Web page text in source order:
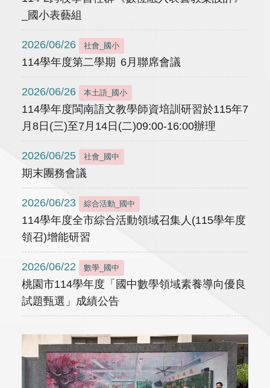
_國小表藝組
2026/06/26 社會_國小
114學年度第二學期 6月聯席會議
2026/06/26 本土語_國小
114學年度閩南語文教學師資培訓研習於115年7
月8日(三)至7月14日(二)09:00-16:00辦理
2026/06/25 社會_國中
期末團務會議
2026/06/23 綜合活動_國中
114學年度全市綜合活動領域召集人(115學年度
領召)增能研習
2026/06/22 數學_國中
桃園市114學年度「國中數學領域素養導向優良
試題甄選」成績公告